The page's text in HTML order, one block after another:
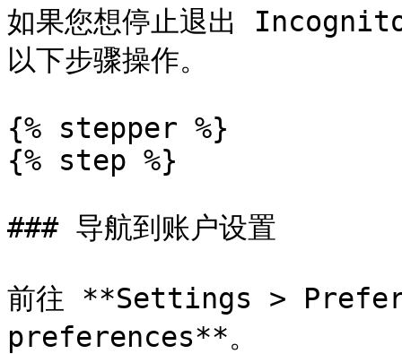
如果您想停止退出
以下步骤操作。
{% stepper %}
{% step %}
### 导航到账户设置
前往 **Settings >
preferences**。